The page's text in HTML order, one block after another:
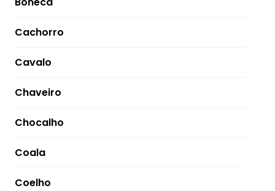
Cachorro
Cavalo
Chaveiro
Chocalho
Coala
Coelho